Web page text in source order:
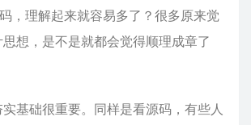
，理解起来就容易多了？很多原来觉
想，是不是就都会觉得顺理成章了
基础很重要。同样是看源码，有些人